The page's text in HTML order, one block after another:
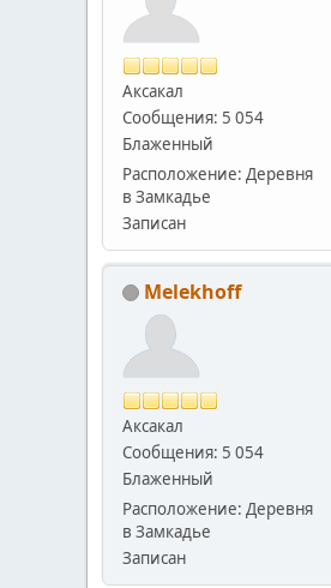
Аксакал
Сообщения: 5 054
Блаженный
Расположение: Деревня
в Замкадье
Записан
Melekhoff
Аксакал
Сообщения: 5 054
Блаженный
Расположение: Деревня
в Замкадье
Записан